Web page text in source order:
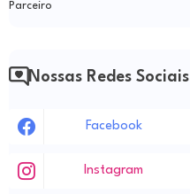
Parceiro
Nossas Redes Sociais
Facebook
Instagram